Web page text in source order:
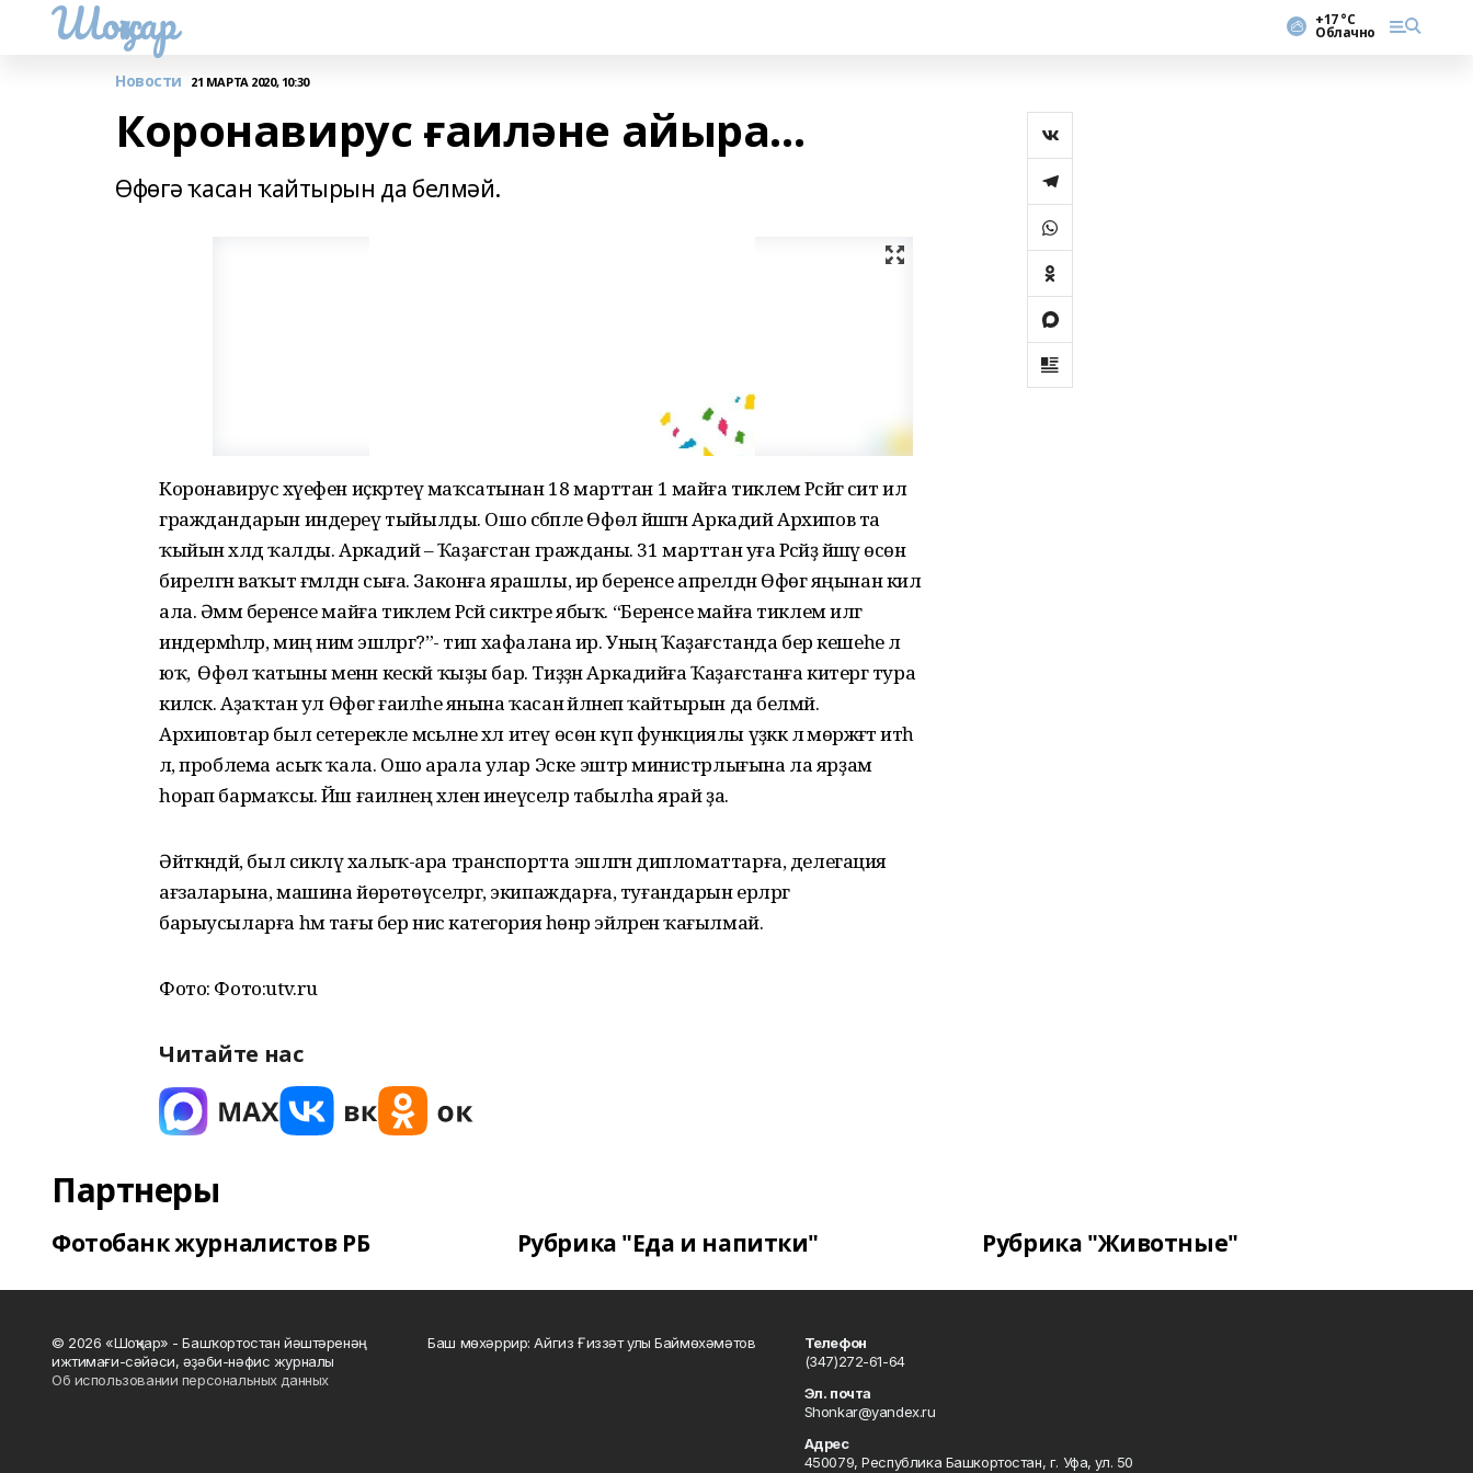
Шоңҡар +17 °С
Облачно
Новости 21 МАРТА 2020, 10:30
Коронавирус ғаиләне айыра...
Өфөгә ҡасан ҡайтырын да белмәй.
Коронавирус хәүефен иҫкәртеү маҡсатынан 18 марттан 1 майға тиклем Рәсәйгә сит ил
граждандарын индереү тыйылды. Ошо сәбәпле Өфөлә йәшәгән Аркадий Архипов та
ҡыйын хәлдә ҡалды. Аркадий – Ҡаҙағстан гражданы. 31 марттан уға Рәсәйҙә йәшәү өсөн
бирелгән ваҡыт ғәмәлдән сыға. Законға ярашлы, ир беренсе апрелдән Өфөгә яңынан килә
ала. Әммә беренсе майға тиклем Рәсәй сиктәре ябыҡ. “Беренсе майға тиклем илгә
индермәһәләр, миңә нимә эшләргә?”- тип хафалана ир. Уның Ҡаҙағстанда бер кешеһе лә
юҡ, ә Өфөлә ҡатыны менән кескәй ҡыҙы бар. Тиҙҙән Аркадийға Ҡаҙағстанға китергә тура
киләсәк. Аҙаҡтан ул Өфөгә ғаиләһе янына ҡасан әйләнеп ҡайтырын да белмәй.
Архиповтар был сетерекле мәсьәләне хәл итеү өсөн күп функциялы үҙәккә лә мөрәжәғәт итһә
лә, проблема асыҡ ҡала. Ошо арала улар Эске эштәр министрлығына ла ярҙам
һорап бармаҡсы. Йәш ғаиләнең хәленә инеүселәр табылһа ярай ҙа.
Әйткәндәй, был сикләү халыҡ-ара транспортта эшләгән дипломаттарға, делегация
ағзаларына, машина йөрөтөүселәргә, экипаждарға, туғандарын ерләргә
барыусыларға һәм тағы бер нисә категория һөнәр эйәләренә ҡағылмай.
Фото: Фото:utv.ru
Читайте нас
Партнеры
Фотобанк журналистов РБ Рубрика "Еда и напитки" Рубрика "Животные"
© 2026 «Шоңҡар» - Башҡортостан йәштәренәң
ижтимағи-сәйәси, әҙәби-нәфис журналы
Об использовании персональных данных
Баш мөхәррир: Айгиз Ғиззәт улы Баймөхәмәтов
Телефон
(347)272-61-64
Эл. почта
Shonkar@yandex.ru
Адрес
450079, Республика Башкортостан, г. Уфа, ул. 50